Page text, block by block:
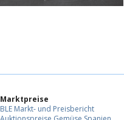
Marktpreise
BLE Markt- und Preisbericht